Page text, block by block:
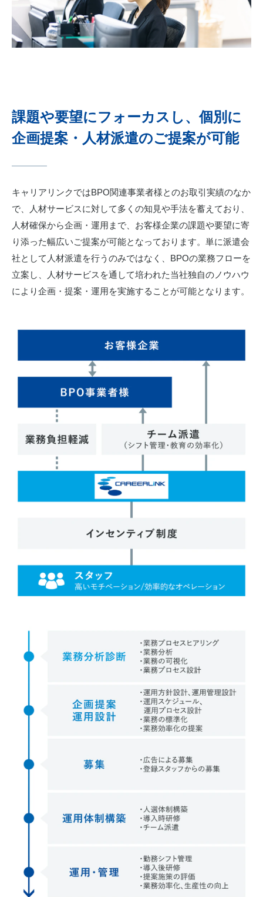
課題や要望にフォーカスし、個別に
企画提案・人材派遣のご提案が可能
キャリアリンクではBPO関連事業者様とのお取引実績のなか
で、人材サービスに対して多くの知見や手法を蓄えており、
人材確保から企画・運用まで、お客様企業の課題や要望に寄
り添った幅広いご提案が可能となっております。単に派遣会
社として人材派遣を行うのみではなく、BPOの業務フローを
立案し、人材サービスを通して培われた当社独自のノウハウ
により企画・提案・運用を実施することが可能となります。